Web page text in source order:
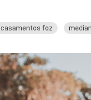
casamentos foz